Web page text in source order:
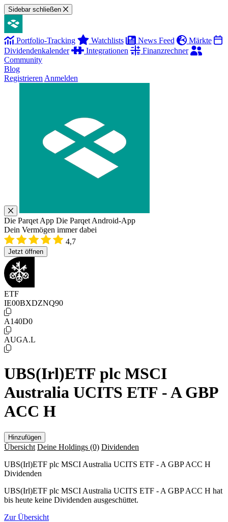
Sidebar schließen
Portfolio-Tracking Watchlists News Feed
Märkte
Dividendenkalender
Integrationen
Finanzrechner
Community
Blog
Registrieren Anmelden
Die Parqet App Die Parqet Android-App
Dein Vermögen immer dabei
4,7
Jetzt öffnen
ETF
IE00BXDZNQ90
A140D0
AUGA.L
UBS(Irl)ETF plc MSCI
Australia UCITS ETF - A GBP
ACC H
Hinzufügen
Übersicht Deine Holdings (0) Dividenden
UBS(Irl)ETF plc MSCI Australia UCITS ETF - A GBP ACC H
Dividenden
UBS(Irl)ETF plc MSCI Australia UCITS ETF - A GBP ACC H hat
bis heute keine Dividenden ausgeschüttet.
Zur Übersicht